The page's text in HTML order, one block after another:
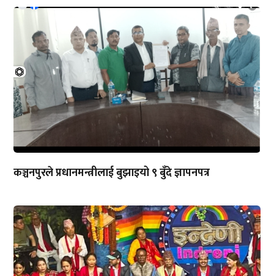
कञ्चनपुरले प्रधानमन्त्रीलाई बुझाइयो ९ बुँदे ज्ञापनपत्र